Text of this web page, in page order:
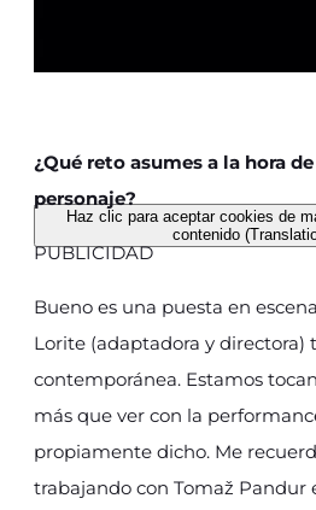
Haz clic para aceptar cookies de
contenido
¿Qué reto asumes a la hora
personaje?
PUBLICIDAD
Bueno es una puesta en
Lorite (adaptadora y directora)
contemporánea. Estamos
más que ver con la
propiamente dicho. Me
trabajando con Tomaž Pandur